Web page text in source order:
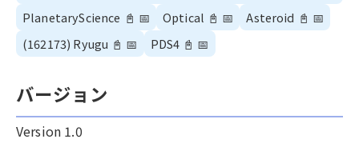
PlanetaryScience 📓 📅 Optical 📓 📅 Asteroid 📓 📅
(162173) Ryugu 📓 📅 PDS4 📓 📅
バージョン
Version 1.0